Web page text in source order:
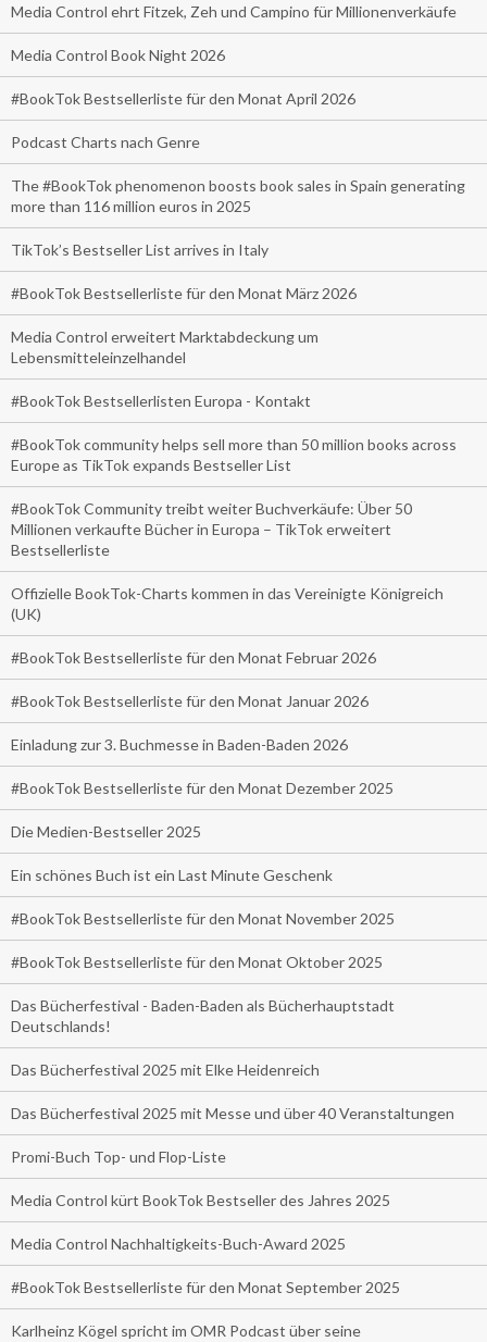
Media Control ehrt Fitzek, Zeh und Campino für Millionenverkäufe
Media Control Book Night 2026
#BookTok Bestsellerliste für den Monat April 2026
Podcast Charts nach Genre
The #BookTok phenomenon boosts book sales in Spain generating
more than 116 million euros in 2025
TikTok’s Bestseller List arrives in Italy
#BookTok Bestsellerliste für den Monat März 2026
Media Control erweitert Marktabdeckung um
Lebensmitteleinzelhandel
#BookTok Bestsellerlisten Europa - Kontakt
#BookTok community helps sell more than 50 million books across
Europe as TikTok expands Bestseller List
#BookTok Community treibt weiter Buchverkäufe: Über 50
Millionen verkaufte Bücher in Europa – TikTok erweitert
Bestsellerliste
Offizielle BookTok-Charts kommen in das Vereinigte Königreich
(UK)
#BookTok Bestsellerliste für den Monat Februar 2026
#BookTok Bestsellerliste für den Monat Januar 2026
Einladung zur 3. Buchmesse in Baden-Baden 2026
#BookTok Bestsellerliste für den Monat Dezember 2025
Die Medien-Bestseller 2025
Ein schönes Buch ist ein Last Minute Geschenk
#BookTok Bestsellerliste für den Monat November 2025
#BookTok Bestsellerliste für den Monat Oktober 2025
Das Bücherfestival - Baden-Baden als Bücherhauptstadt
Deutschlands!
Das Bücherfestival 2025 mit Elke Heidenreich
Das Bücherfestival 2025 mit Messe und über 40 Veranstaltungen
Promi-Buch Top- und Flop-Liste
Media Control kürt BookTok Bestseller des Jahres 2025
Media Control Nachhaltigkeits-Buch-Award 2025
#BookTok Bestsellerliste für den Monat September 2025
Karlheinz Kögel spricht im OMR Podcast über seine